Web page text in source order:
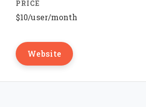
$10/user/month
Website